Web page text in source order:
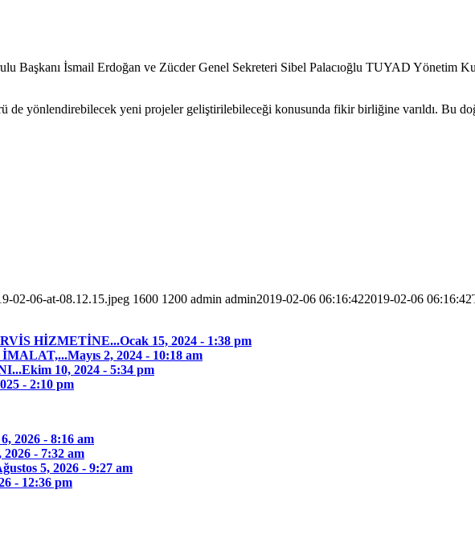
İsmail Erdoğan ve Zücder Genel Sekreteri Sibel Palacıoğlu TUYAD Yönetim
de yönlendirebilecek yeni projeler geliştirilebileceği konusunda fikir birliğine varıldı.
02-06-at-08.12.15.jpeg 1600 1200 admin admin2019-02-06 06:16:422019-02-06 06:16:42
HİZMETİNE...Ocak 15, 2024 - 1:38 pm
İMALAT,...Mayıs 2, 2024 - 10:18 am
Ekim 10, 2024 - 5:34 pm
- 2:10 pm
2026 - 8:16 am
2026 - 7:32 am
5, 2026 - 9:27 am
- 12:36 pm